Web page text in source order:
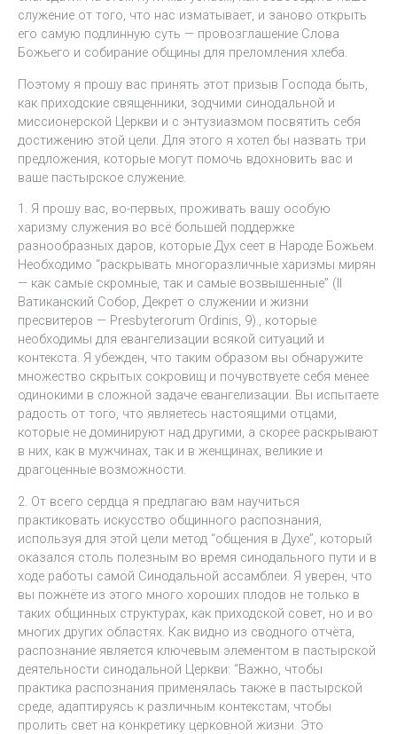
служение от того, что нас изматывает, и заново открыть
его самую подлинную суть — провозглашение Слова
Божьего и собирание общины для преломления хлеба.
Поэтому я прошу вас принять этот призыв Господа быть,
как приходские священники, зодчими синодальной и
миссионерской Церкви и с энтузиазмом посвятить себя
достижению этой цели. Для этого я хотел бы назвать три
предложения, которые могут помочь вдохновить вас и
ваше пастырское служение.
1. Я прошу вас, во-первых, проживать вашу особую
харизму служения во всё большей поддержке
разнообразных даров, которые Дух сеет в Народе Божьем.
Необходимо “раскрывать многоразличные харизмы мирян
— как самые скромные, так и самые возвышенные” (II
Ватиканский Собор, Декрет о служении и жизни
пресвитеров — Presbyterorum Ordinis, 9)., которые
необходимы для евангелизации всякой ситуаций и
контекста. Я убежден, что таким образом вы обнаружите
множество скрытых сокровищ и почувствуете себя менее
одинокими в сложной задаче евангелизации. Вы испытаете
радость от того, что являетесь настоящими отцами,
которые не доминируют над другими, а скорее раскрывают
в них, как в мужчинах, так и в женщинах, великие и
драгоценные возможности.
2. От всего сердца я предлагаю вам научиться
практиковать искусство общинного распознания,
используя для этой цели метод “общения в Духе”, который
оказался столь полезным во время синодального пути и в
ходе работы самой Синодальной ассамблеи. Я уверен, что
вы пожнёте из этого много хороших плодов не только в
таких общинных структурах, как приходской совет, но и во
многих других областях. Как видно из сводного отчёта,
распознание является ключевым элементом в пастырской
деятельности синодальной Церкви: “Важно, чтобы
практика распознания применялась также в пастырской
среде, адаптируясь к различным контекстам, чтобы
пролить свет на конкретику церковной жизни. Это